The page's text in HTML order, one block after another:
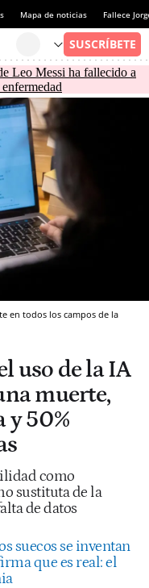
Mapa de noticias Fallece
Leo Messi ha fallecido a
en todos los campos de la
uso de la IA
muerte,
y 50%
como
sustituta de la
de datos
suecos se inventan
que es real: el